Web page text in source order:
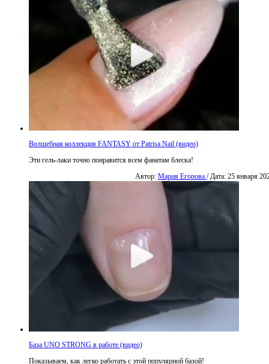
Волшебная коллекция FANTASY от Patrisa Nail (видео)
Эти гель-лаки точно понравится всем фанатам блеска!
Автор: Мария Егорова / Дата: 25 января
База UNO STRONG в работе (видео)
Показываем, как легко работать с этой популярной базой!